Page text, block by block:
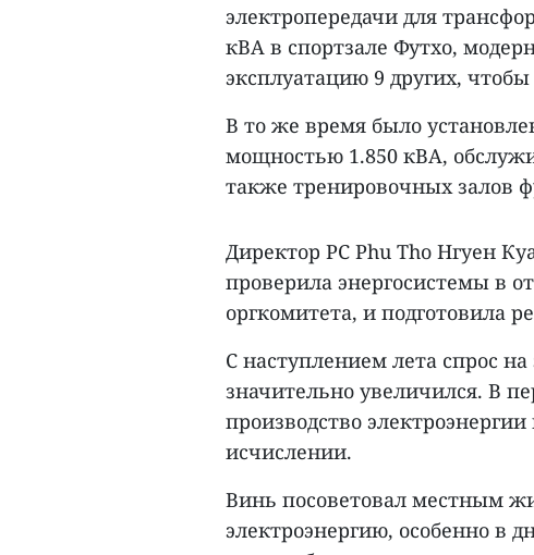
электропередачи для
кВА в спортзале Футхо,
эксплуатацию 9 других,
В то же время было
мощностью 1.850 кВА,
также тренировочных залов
Директор PC Phu Tho Нгуен
проверила энергосистемы в
оргкомитета, и подготовила
С наступлением лета спрос
значительно увеличился. В
производство
исчислении.
Винь посоветовал местным
электроэнергию, особенно в